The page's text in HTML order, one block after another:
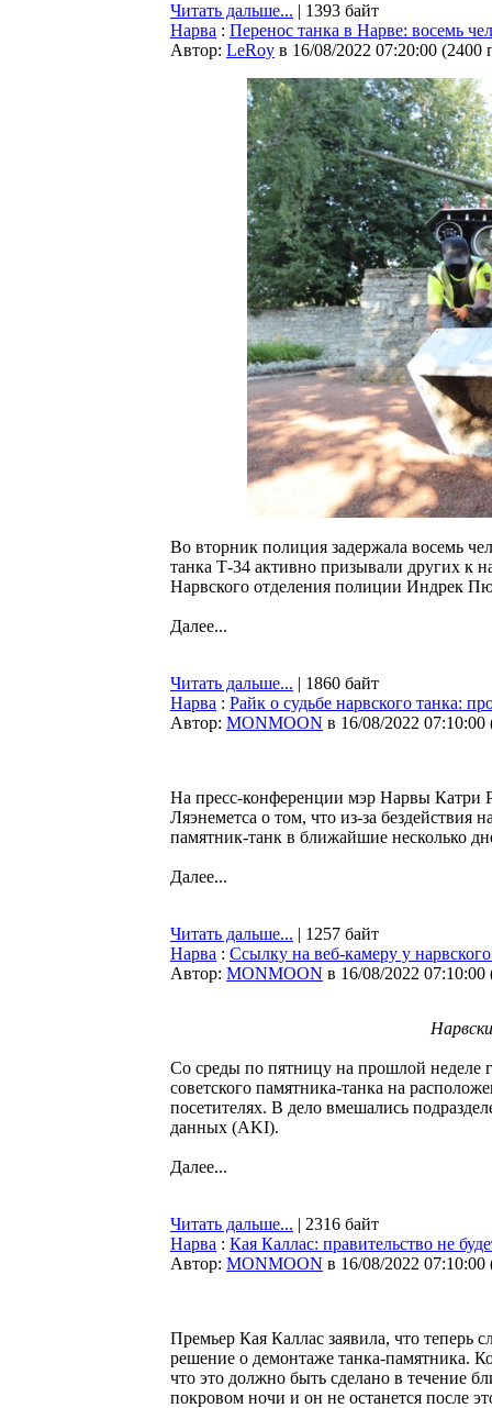
Читать дальше... | 1393 байт
Нарва : Перенос танка в Нарве: восемь
Автор: LeRoy в 16/08/2022 07:20:00 (2400
Во вторник полиция задержала восемь
танка Т-34 активно призывали других к
Нарвского отделения полиции Индрек
Далее...
Читать дальше... | 1860 байт
Нарва : Райк о судьбе нарвского танка:
Автор: MONMOON в 16/08/2022 07:10:00
На пресс-конференции мэр Нарвы Катри
Ляэнеметса о том, что из-за бездействия
памятник-танк в ближайшие несколько
Далее...
Читать дальше... | 1257 байт
Нарва : Ссылку на веб-камеру у
Автор: MONMOON в 16/08/2022 07:10:00
Со среды по пятницу на прошлой неделе
советского памятника-танка на
посетителях. В дело вмешались
данных (AKI).
Далее...
Читать дальше... | 2316 байт
Нарва : Кая Каллас: правительство не
Автор: MONMOON в 16/08/2022 07:10:00
Премьер Кая Каллас заявила, что теперь
решение о демонтаже танка-памятника.
что это должно быть сделано в течение
покровом ночи и он не останется после